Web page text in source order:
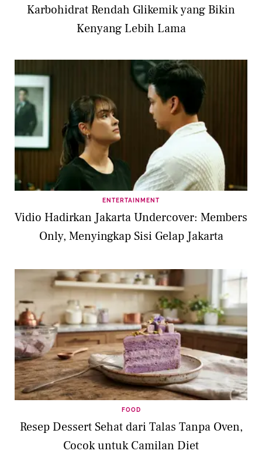
Karbohidrat Rendah Glikemik yang Bikin
Kenyang Lebih Lama
ENTERTAINMENT
Vidio Hadirkan Jakarta Undercover: Members
Only, Menyingkap Sisi Gelap Jakarta
FOOD
Resep Dessert Sehat dari Talas Tanpa Oven,
Cocok untuk Camilan Diet